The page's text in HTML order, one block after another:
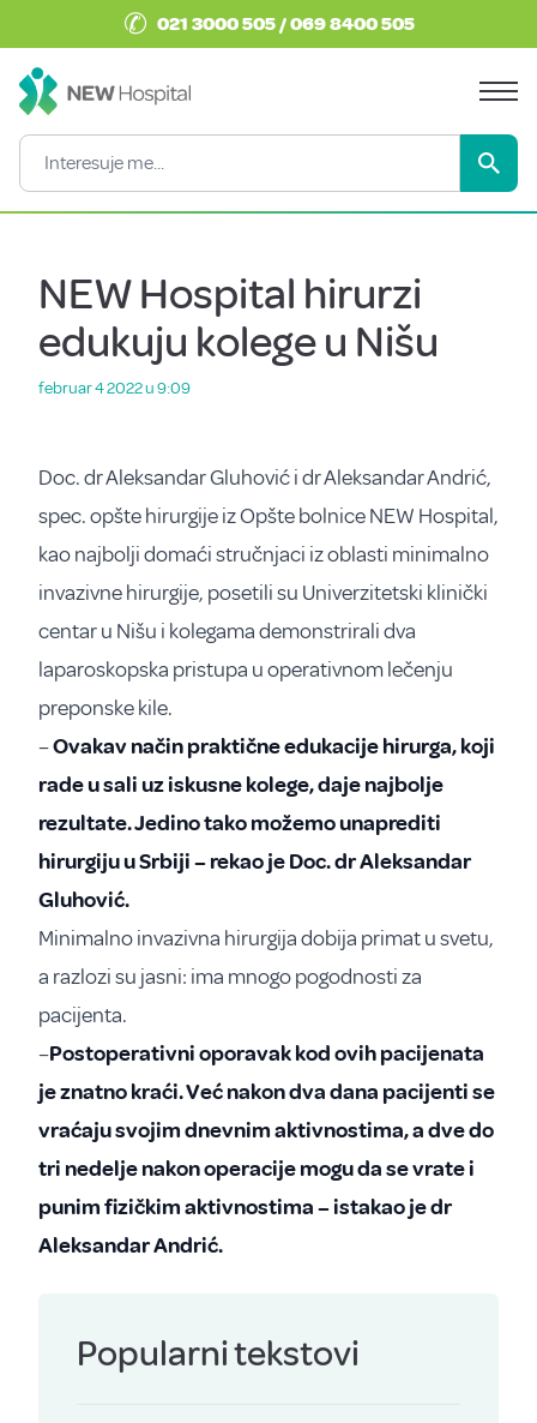
✆ 021 3000 505 / 069 8400 505
NEW Hospital hirurzi
edukuju kolege u Nišu
februar 4 2022 u 9:09
Doc. dr Aleksandar Gluhović i dr Aleksandar Andrić,
spec. opšte hirurgije iz Opšte bolnice NEW Hospital,
kao najbolji domaći stručnjaci iz oblasti minimalno
invazivne hirurgije, posetili su Univerzitetski klinički
centar u Nišu i kolegama demonstrirali dva
laparoskopska pristupa u operativnom lečenju
preponske kile.
–Ovakav način praktične edukacije hirurga, koji
rade u sali uz iskusne kolege, daje najbolje
rezultate. Jedino tako možemo unaprediti
hirurgiju u Srbiji – rekao je Doc. dr Aleksandar
Gluhović.
Minimalno invazivna hirurgija dobija primat u svetu,
a razlozi su jasni: ima mnogo pogodnosti za
pacijenta.
–Postoperativni oporavak kod ovih pacijenata
je znatno kraći. Već nakon dva dana pacijenti se
vraćaju svojim dnevnim aktivnostima, a dve do
tri nedelje nakon operacije mogu da se vrate i
punim fizičkim aktivnostima – istakao je dr
Aleksandar Andrić.
Popularni tekstovi